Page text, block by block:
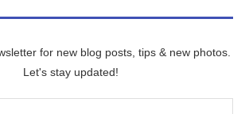
for new blog posts, tips & new photos.
Let's stay updated!